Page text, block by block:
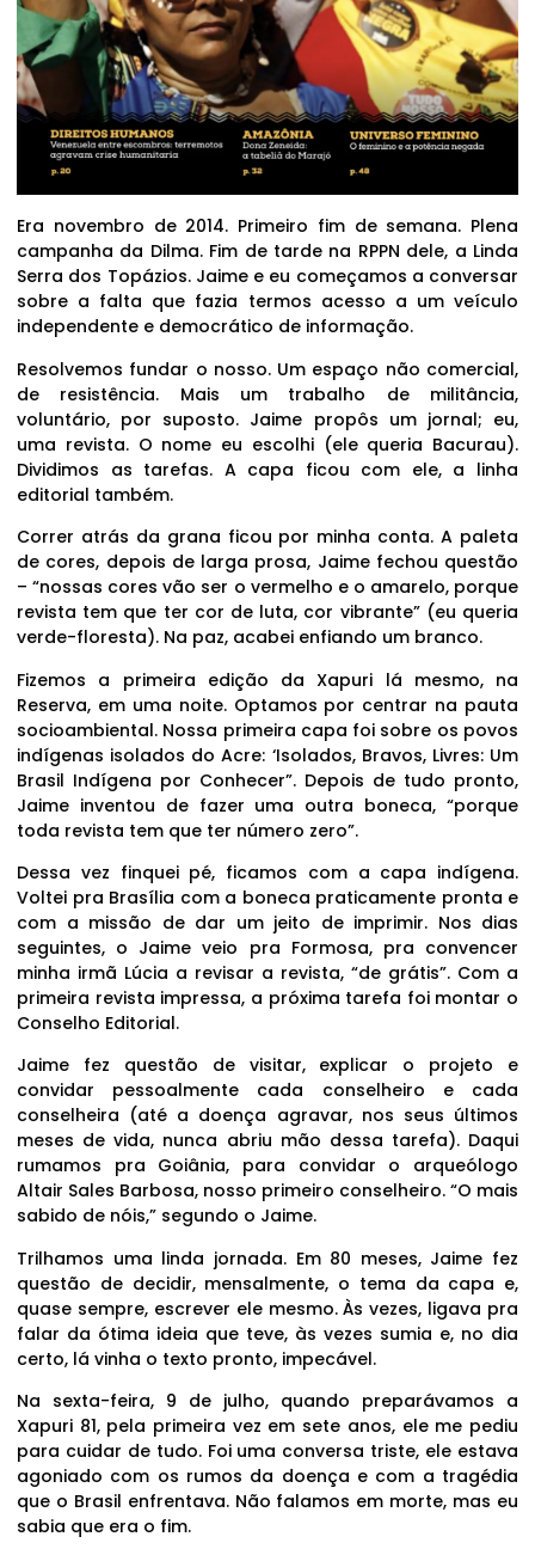
Era novembro de 2014. Primeiro fim de semana. Plena
campanha da Dilma. Fim de tarde na RPPN dele, a Linda
Serra dos Topázios. Jaime e eu começamos a conversar
sobre a falta que fazia termos acesso a um veículo
independente e democrático de informação.
Resolvemos fundar o nosso. Um espaço não comercial,
de resistência. Mais um trabalho de militância,
voluntário, por suposto. Jaime propôs um jornal; eu,
uma revista. O nome eu escolhi (ele queria Bacurau).
Dividimos as tarefas. A capa ficou com ele, a linha
editorial também.
Correr atrás da grana ficou por minha conta. A paleta
de cores, depois de larga prosa, Jaime fechou questão
– “nossas cores vão ser o vermelho e o amarelo, porque
revista tem que ter cor de luta, cor vibrante” (eu queria
verde-floresta). Na paz, acabei enfiando um branco.
Fizemos a primeira edição da Xapuri lá mesmo, na
Reserva, em uma noite. Optamos por centrar na pauta
socioambiental. Nossa primeira capa foi sobre os povos
indígenas isolados do Acre: ‘Isolados, Bravos, Livres: Um
Brasil Indígena por Conhecer”. Depois de tudo pronto,
Jaime inventou de fazer uma outra boneca, “porque
toda revista tem que ter número zero”.
Dessa vez finquei pé, ficamos com a capa indígena.
Voltei pra Brasília com a boneca praticamente pronta e
com a missão de dar um jeito de imprimir. Nos dias
seguintes, o Jaime veio pra Formosa, pra convencer
minha irmã Lúcia a revisar a revista, “de grátis”. Com a
primeira revista impressa, a próxima tarefa foi montar o
Conselho Editorial.
Jaime fez questão de visitar, explicar o projeto e
convidar pessoalmente cada conselheiro e cada
conselheira (até a doença agravar, nos seus últimos
meses de vida, nunca abriu mão dessa tarefa). Daqui
rumamos pra Goiânia, para convidar o arqueólogo
Altair Sales Barbosa, nosso primeiro conselheiro. “O mais
sabido de nóis,” segundo o Jaime.
Trilhamos uma linda jornada. Em 80 meses, Jaime fez
questão de decidir, mensalmente, o tema da capa e,
quase sempre, escrever ele mesmo. Às vezes, ligava pra
falar da ótima ideia que teve, às vezes sumia e, no dia
certo, lá vinha o texto pronto, impecável.
Na sexta-feira, 9 de julho, quando preparávamos a
Xapuri 81, pela primeira vez em sete anos, ele me pediu
para cuidar de tudo. Foi uma conversa triste, ele estava
agoniado com os rumos da doença e com a tragédia
que o Brasil enfrentava. Não falamos em morte, mas eu
sabia que era o fim.